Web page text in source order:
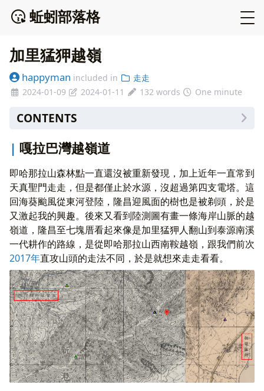
蚯蚓部落格
加里猛狎越嶺
happyman included in
走走
2024-01-09
2024-01-11 132 words One minute
CONTENTS
嘎拉巴灣越嶺道
關山-東河線電塔路線
取入口之緣
越嶺日
下溪的難關
又摸黑啦
嘎拉巴灣越嶺道
即哈那拉山森林點一直還沒被重新發現，加上近年一直常到
天真聖門走走，但是都僅止於水源，沒超過第四支電塔。這
回海葵颱風從東河登陸，隆昌迎風面的樹也是被剃頭，於是
又激起我的興趣。後來又看到陸測圖有畫一條海岸山脈的越
嶺道，隆昌至七塊厝看起來像是加里猛狎人翻山到泰源南溪
一代耕作的路線，是從即哈那拉山西南鞍越嶺，跟我們前次
2017年直攻山頭的走法不同，於是就想來走走看看。